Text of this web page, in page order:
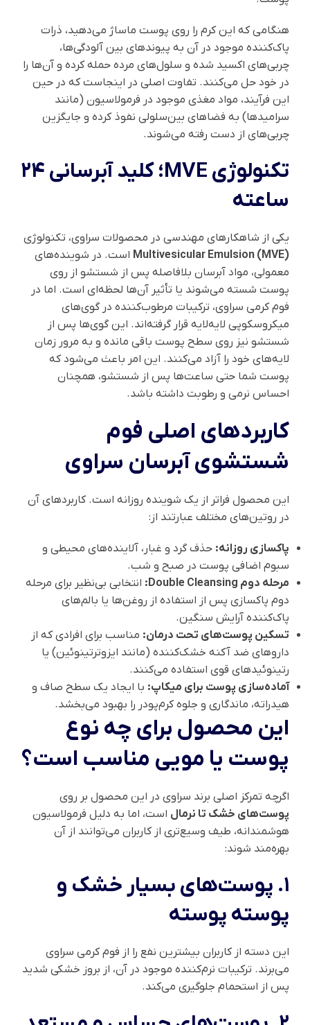
هنگامی که این کرم را روی پوست ماساژ می‌دهید، ذرات
پاک‌کننده موجود در آن به پیوندهای بین آلودگی‌ها،
چربی‌های اکسید شده و سلول‌های مرده حمله کرده و آن‌ها را
در خود حل می‌کنند. تفاوت اصلی در اینجاست که در حین
این فرآیند، مواد مغذی موجود در فرمولاسیون (مانند
سرامیدها) به فضاهای بین‌سلولی نفوذ کرده و جایگزین
چربی‌های از دست رفته می‌شوند.
تکنولوژی MVE؛ کلید آبرسانی ۲۴
ساعته
یکی از شاهکارهای مهندسی در محصولات سراوی، تکنولوژی
Multivesicular Emulsion (MVE) است. در شوینده‌های
معمولی، مواد آبرسان بلافاصله پس از شستشو از روی
پوست شسته می‌شوند یا تأثیر آن‌ها لحظه‌ای است. اما در
فوم کرمی سراوی، ترکیبات مرطوب‌کننده در گوی‌های
میکروسکوپی لایه‌لایه قرار گرفته‌اند. این گوی‌ها پس از
شستشو نیز روی سطح پوست باقی مانده و به مرور زمان
لایه‌های خود را آزاد می‌کنند. این امر باعث می‌شود که
پوست شما حتی ساعت‌ها پس از شستشو، همچنان
احساس نرمی و رطوبت داشته باشد.
کاربردهای اصلی فوم
شستشوی آبرسان سراوی
این محصول فراتر از یک شوینده روزانه است. کاربردهای آن
در روتین‌های مختلف عبارتند از:
پاکسازی روزانه: حذف گرد و غبار، آلاینده‌های محیطی و
سبوم اضافی پوست در صبح و شب.
مرحله دوم Double Cleansing:
انتخابی بی‌نظیر برای مرحله
دوم پاکسازی پس از استفاده از روغن‌ها یا بالم‌های
پاک‌کننده آرایش سنگین.
تسکین پوست‌های تحت درمان: مناسب برای افرادی که از
داروهای ضد آکنه خشک‌کننده (مانند ایزوترتینوئین) یا
رتینوئیدهای قوی استفاده می‌کنند.
آماده‌سازی پوست برای میکاپ: با ایجاد یک سطح صاف و
هیدراته، ماندگاری و جلوه کرم‌پودر را بهبود می‌بخشد.
این محصول برای چه نوع
پوست یا مویی مناسب است؟
اگرچه تمرکز اصلی برند سراوی در این محصول بر روی
پوست‌های خشک تا نرمال است، اما به دلیل فرمولاسیون
هوشمندانه، طیف وسیع‌تری از کاربران می‌توانند از آن
بهره‌مند شوند:
۱. پوست‌های بسیار خشک و
پوسته پوسته
این دسته از کاربران بیشترین نفع را از فوم کرمی سراوی
می‌برند. ترکیبات نرم‌کننده موجود در آن، از بروز خشکی شدید
پس از استحمام جلوگیری می‌کند.